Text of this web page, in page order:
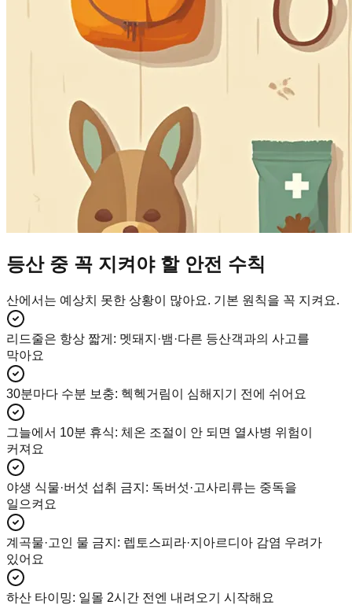
등산 중 꼭 지켜야 할 안전 수칙
산에서는 예상치 못한 상황이 많아요. 기본 원칙을 꼭 지켜요.
리드줄은 항상 짧게 : 멧돼지·뱀·다른 등산객과의 사고를
막아요
30분마다 수분 보충: 헥헥거림이 심해지기 전에 쉬어요
그늘에서 10분 휴식: 체온 조절이 안 되면 열사병 위험이
커져요
야생 식물·버섯 섭취 금지 : 독버섯·고사리류는 중독을
일으켜요
계곡물·고인 물 금지 : 렙토스피라·지아르디아 감염 우려가
있어요
하산 타이밍: 일몰 2시간 전엔 내려오기 시작해요